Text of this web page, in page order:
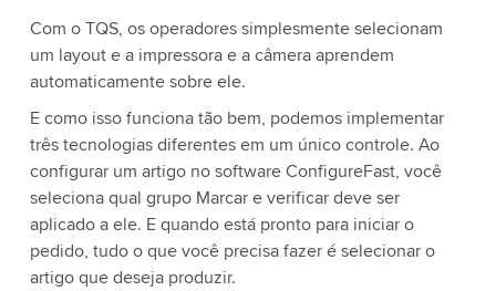
Com o TQS, os operadores simplesmente selecionam
um layout e a impressora e a câmera aprendem
automaticamente sobre ele.
E como isso funciona tão bem, podemos implementar
três tecnologias diferentes em um único controle. Ao
configurar um artigo no software ConfigureFast, você
seleciona qual grupo Marcar e verificar deve ser
aplicado a ele. E quando está pronto para iniciar o
pedido, tudo o que você precisa fazer é selecionar o
artigo que deseja produzir.